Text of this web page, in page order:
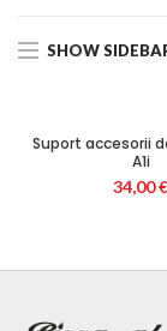
SHOW
Suport accesorii
A1i
34,00€